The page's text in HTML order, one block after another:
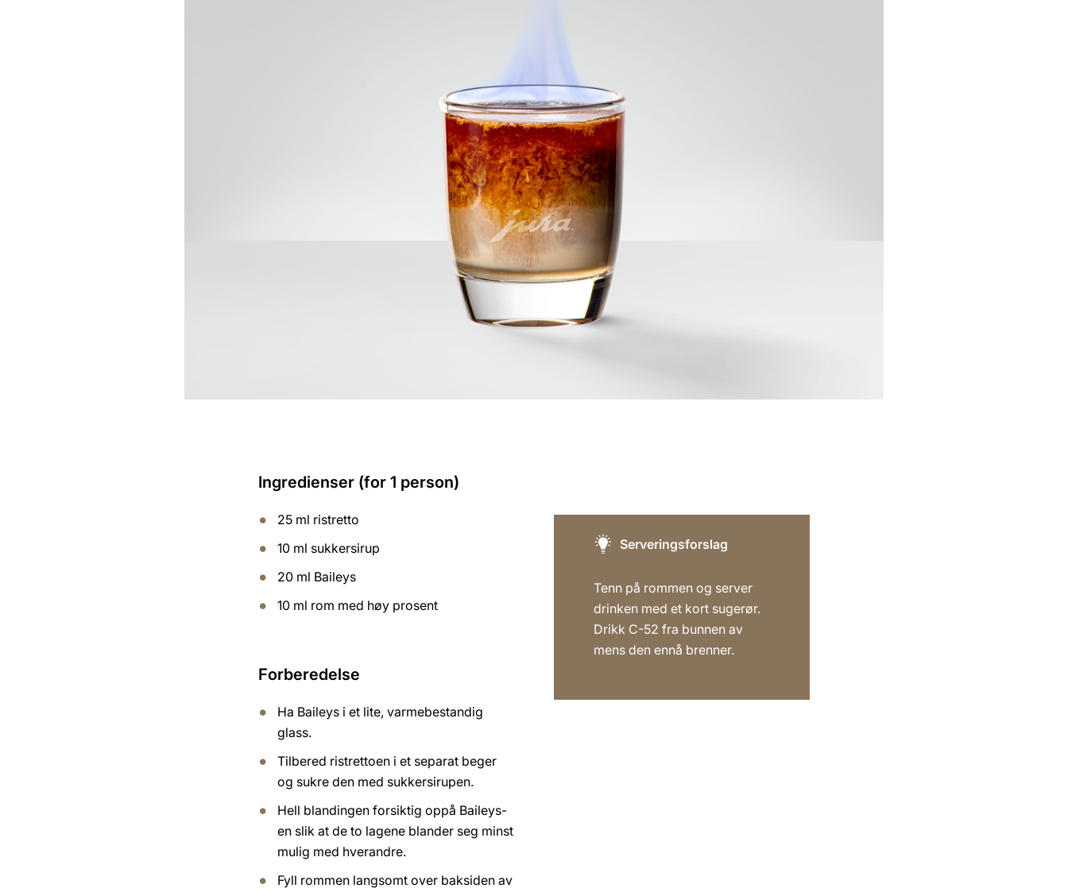
Ingredienser (for 1 person)
25 ml ristretto
10 ml sukkersirup
20 ml Baileys
10 ml rom med høy prosent
Forberedelse
Ha Baileys i et lite, varmebestandig
glass.
Tilbered ristrettoen i et separat beger
og sukre den med sukkersirupen.
Hell blandingen forsiktig oppå Baileys-
en slik at de to lagene blander seg minst
mulig med hverandre.
Fyll rommen langsomt over baksiden av
Serveringsforslag
Tenn på rommen og server
drinken med et kort sugerør.
Drikk C-52 fra bunnen av
mens den ennå brenner.